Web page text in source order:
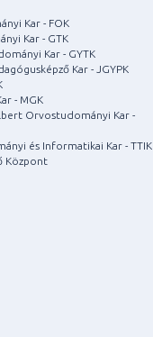
Kar - FOK
Kar - GTK
Kar - GYTK
Kar - JGYPK
- MGK
Orvostudományi Kar -
és Informatikai Kar - TTIK
Központ